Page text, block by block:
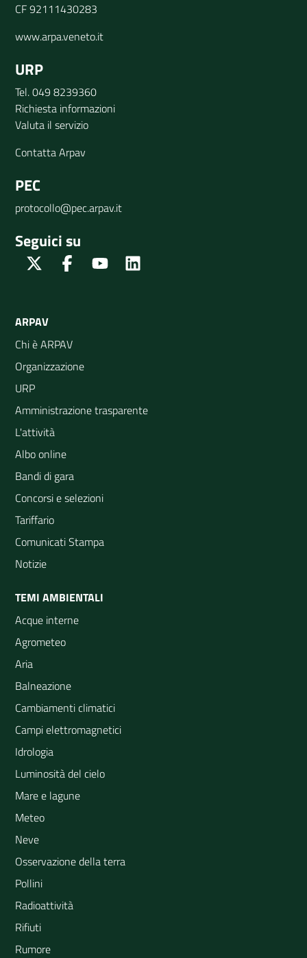
CF 92111430283
www.arpa.veneto.it
URP
Tel. 049 8239360
Richiesta informazioni
Valuta il servizio
Contatta Arpav
PEC
protocollo@pec.arpav.it
Seguici su
Twitter FacebookYoutube
ARPAV
Chi è ARPAV
Organizzazione
URP
Amministrazione trasparente
L'attività
Albo online
Bandi di gara
Concorsi e selezioni
Tariffario
Comunicati Stampa
Notizie
TEMI AMBIENTALI
Acque interne
Agrometeo
Aria
Balneazione
Cambiamenti climatici
Campi elettromagnetici
Idrologia
Luminosità del cielo
Mare e lagune
Meteo
Neve
Osservazione della terra
Pollini
Radioattività
Rifiuti
Rumore